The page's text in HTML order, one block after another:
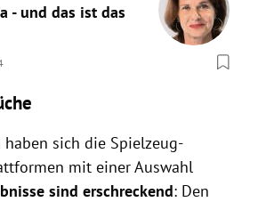
- und das ist das
haben sich die Spielzeug-
mit einer Auswahl
sind erschreckend: Den